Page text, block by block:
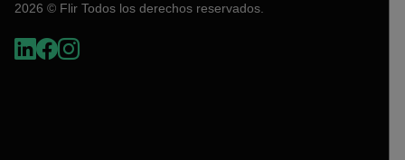
2026 © Flir Todos los derechos reservados.